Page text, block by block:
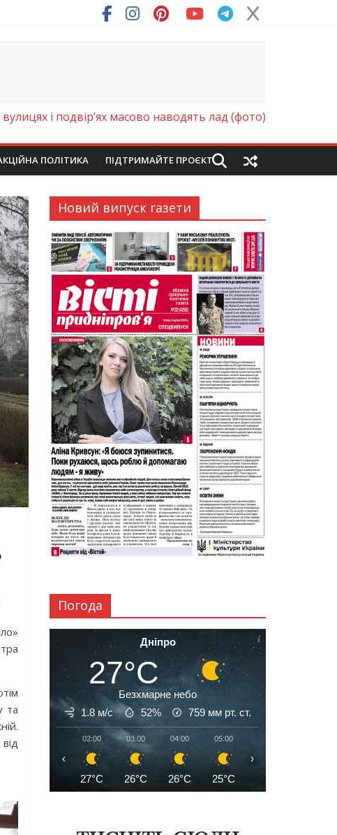
(Фото)
вулицях і подвір’ях масово наводять лад (фото)
ПОЛІТИКА ПІДТРИМАЙТЕ ПРОЄКТ
та
Новий випуск газети
Погода
Дніпро
27°C
Безхмарне небо
1.8 м/с
52% 759 мм рт. ст.
02:00
27°C
03:00
26°C
04:00
26°C
05:00
25°C
‹ ›